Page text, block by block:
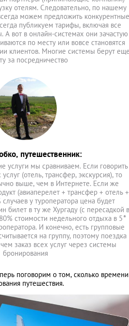
отелям. Следовательно, по нашему
можем предложить конкурентные
публикуем тарифы, включая все
А вот в онлайн-системах они зачастую
по месту или вовсе становятся
клиентов. Многие системы берут
за посредничество
путешественник:
услуги мы сравниваем. Если говорить
(отель, трансфер, экскурсия), то
выше, чем в Интернете. Если же
(авиаперелет + трансфер + отель +
случаев у туроператора цена будет
билет в ту же Хургаду (с пересадкой в
стоимости недельного отдыха в 5*
И конечно, есть групповые
на группу, поэтому поездка
заказ всех услуг через системы
бронирования
поговорим о том, сколько времени
путешествия.